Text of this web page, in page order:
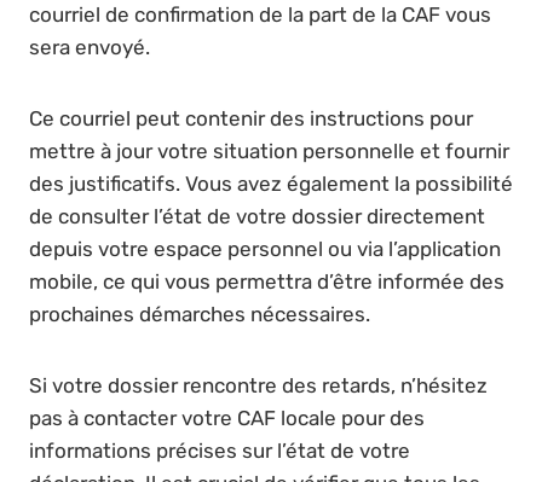
courriel de confirmation de la part de la CAF vous
sera envoyé.
Ce courriel peut contenir des instructions pour
mettre à jour votre situation personnelle et fournir
des justificatifs. Vous avez également la possibilité
de consulter l’état de votre dossier directement
depuis votre espace personnel ou via l’application
mobile, ce qui vous permettra d’être informée des
prochaines démarches nécessaires.
Si votre dossier rencontre des retards, n’hésitez
pas à contacter votre CAF locale pour des
informations précises sur l’état de votre